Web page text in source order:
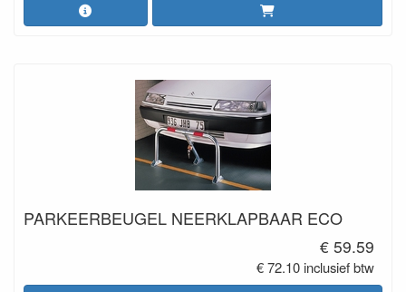
PARKEERBEUGEL NEERKLAPBAAR ECO
€ 59.59
€ 72.10 inclusief btw